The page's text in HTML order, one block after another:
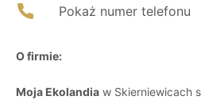
Pokaż numer telefonu
O firmie:
Moja Ekolandia w Skierniewicach